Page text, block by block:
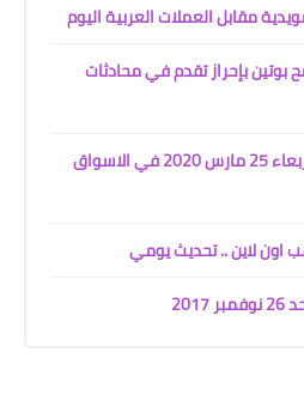
مقابل العملات العربية اليوم
بوتين بإحراز تقدم في محادثات
اسعار الذهب اليوم الاربعاء 25 مارس 2020 في الاسواق
اون ﻻين .. تحديث يومي